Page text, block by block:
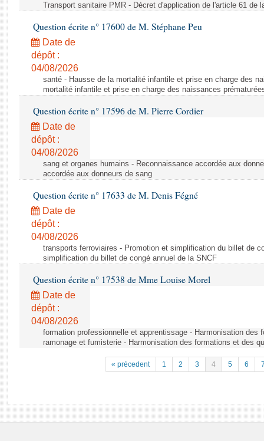
Transport sanitaire PMR - Décret d'application de l'article 61 de
Question écrite n° 17600 de M. Stéphane Peu
Date de
dépôt :
04/08/2026
santé - Hausse de la mortalité infantile et prise en charge des
mortalité infantile et prise en charge des naissances
Question écrite n° 17596 de M. Pierre Cordier
Date de
dépôt :
04/08/2026
sang et organes humains - Reconnaissance accordée aux
accordée aux donneurs de sang
Question écrite n° 17633 de M. Denis Fégné
Date de
dépôt :
04/08/2026
transports ferroviaires - Promotion et simplification du billet de
simplification du billet de congé annuel de la SNCF
Question écrite n° 17538 de Mme Louise Morel
Date de
dépôt :
04/08/2026
formation professionnelle et apprentissage - Harmonisation des
ramonage et fumisterie - Harmonisation des formations et des
« précedent 1 2 3 4 5 6